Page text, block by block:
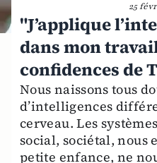
25
"J’applique
dans mon
confidences de
Nous naissons tous
d’intelligences
cerveau. Les
social, sociétal, nous
petite enfance, ne